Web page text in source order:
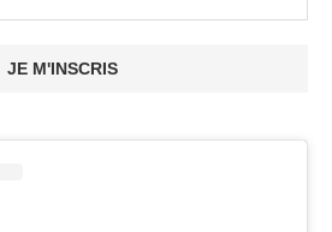
JE M'INSCRIS